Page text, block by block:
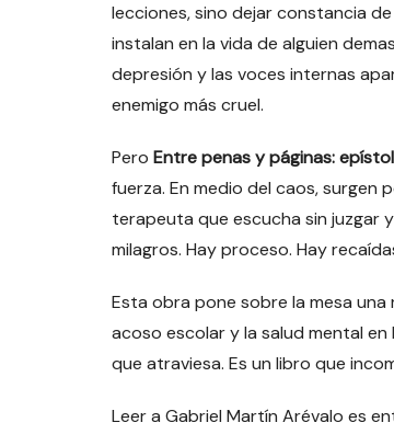
lecciones, sino dejar constancia
instalan en la vida de alguien
depresión y las voces internas
enemigo más cruel.
Pero Entre penas y páginas:
fuerza. En medio del caos, surgen
terapeuta que escucha sin juzgar
milagros. Hay proceso. Hay
Esta obra pone sobre la mesa
acoso escolar y la salud mental
que atraviesa. Es un libro que
Leer a Gabriel Martín Arévalo es